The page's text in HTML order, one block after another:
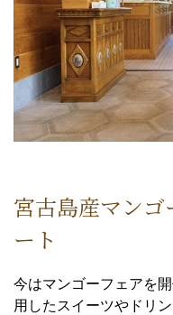
宮古島産マン
ート
今はマンゴーフェアを
用したスイーツやドリ